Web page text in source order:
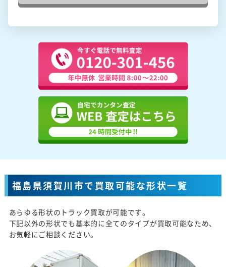
福島県須賀川市で買取可能な形状一覧
あらゆる形状のトラック買取が可能です。
下記以外の形状でも基本的に全てのタイプが買取可能なため、
お気軽にご相談ください。